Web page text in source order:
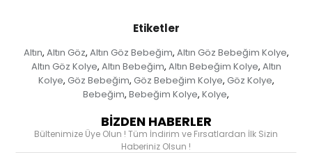
Etiketler
Altın, Altın Göz, Altın Göz Bebeğim, Altın Göz Bebeğim Kolye,
Altın Göz Kolye, Altın Bebeğim, Altın Bebeğim Kolye, Altın
Kolye, Göz Bebeğim, Göz Bebeğim Kolye, Göz Kolye,
Bebeğim, Bebeğim Kolye, Kolye,
BİZDEN HABERLER
Bültenimize Üye Olun ! Tüm İndirim ve Fırsatlardan İlk Sizin
Haberiniz Olsun !